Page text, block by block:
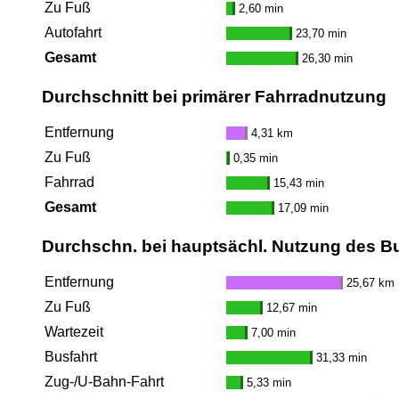
Zu Fuß 2,60 min
Autofahrt 23,70 min
Gesamt 26,30 min
Durchschnitt bei primärer Fahrradnutzung
Entfernung 4,31 km
Zu Fuß 0,35 min
Fahrrad 15,43 min
Gesamt 17,09 min
Durchschn. bei hauptsächl. Nutzung des
Entfernung 25,67 km
Zu Fuß 12,67 min
Wartezeit 7,00 min
Busfahrt 31,33 min
Zug-/U-Bahn-Fahrt 5,33 min